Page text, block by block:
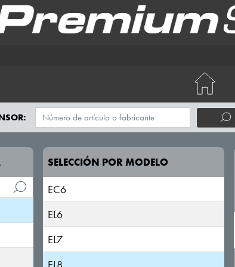
SELECCIÓN POR MODELO
EC6
EL6
EL7